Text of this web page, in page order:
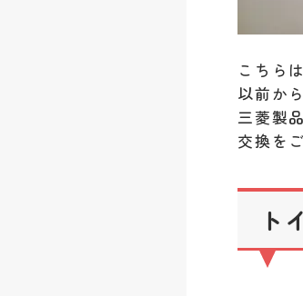
こちら
以前か
三菱製
交換を
ト